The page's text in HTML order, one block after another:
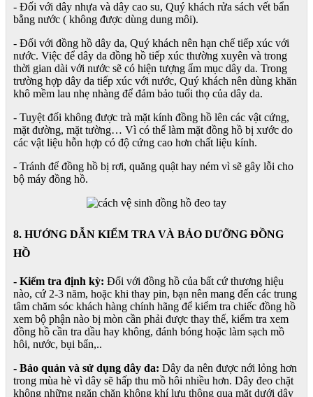
- Đối với dây nhựa và dây cao su, Quý khách rửa sách vết bẩn
bằng nước ( không được dùng dung môi).
- Đối với đồng hồ dây da, Quý khách nên hạn chế tiếp xúc với
nước. Việc để dây da đồng hồ tiếp xúc thường xuyên và trong
thời gian dài với nước sẽ có hiện tượng ẩm mục dây da. Trong
trường hợp dây da tiếp xúc với nước, Quý khách nên dùng khăn
khô mềm lau nhẹ nhàng để đảm bảo tuổi thọ của dây da.
- Tuyệt đối không được trà mặt kính đồng hồ lên các vật cứng,
mặt đường, mặt tường… Vì có thể làm mặt đồng hồ bị xước do
các vật liệu hỗn hợp có độ cứng cao hơn chất liệu kính.
- Tránh để đồng hồ bị rơi, quăng quật hay ném vì sẽ gây lỗi cho
bộ máy đồng hồ.
8. HƯỚNG DẪN KIỂM TRA VÀ BẢO DƯỠNG ĐỒNG
HỒ
- Kiểm tra định kỳ: Đối với đồng hồ của bất cứ thương hiệu
nào, cứ 2-3 năm, hoặc khi thay pin, bạn nên mang đến các trung
tâm chăm sóc khách hàng chính hãng để kiểm tra chiếc đồng hồ
xem bộ phận nào bị mòn cần phải được thay thế, kiểm tra xem
đồng hồ cần tra dầu hay không, đánh bóng hoặc làm sạch mồ
hôi, nước, bụi bẩn,..
- Bảo quản và sử dụng dây da: Dây da nên được nới lỏng hơn
trong mùa hè vì dây sẽ hấp thu mồ hôi nhiều hơn. Dây đeo chặt
không những ngăn chặn không khí lưu thông qua mặt dưới dây